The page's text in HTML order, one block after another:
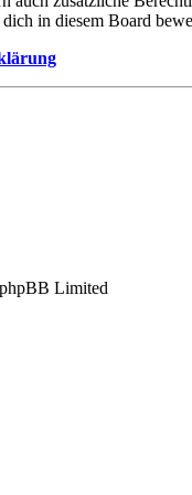
in diesem Board
Limited